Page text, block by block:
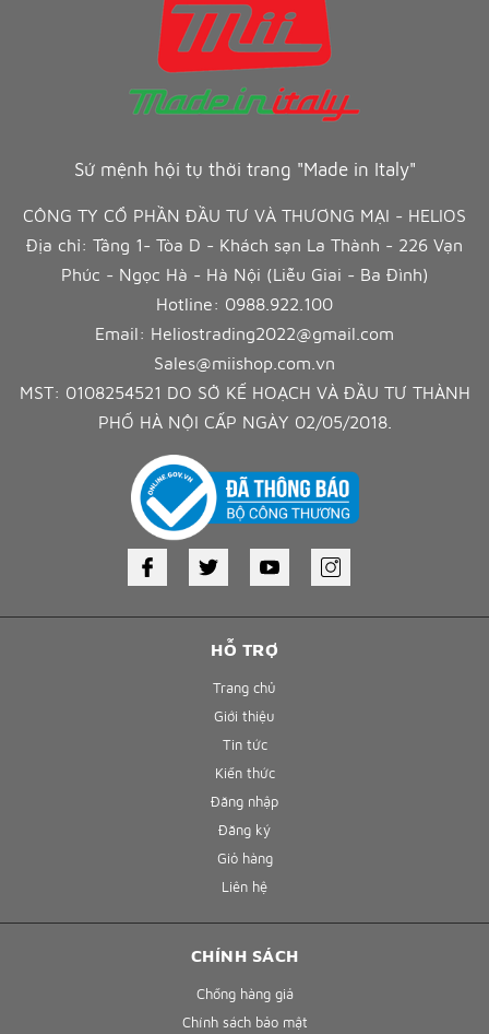
HỖ TRỢ
Trang chủ
Giới thiệu
Tin tức
Kiến thức
Đăng nhập
Đăng ký
Giỏ hàng
Liên hệ
Sứ mệnh hội tụ thời trang "Made in Italy"
CÔNG TY CỔ PHẦN ĐẦU TƯ VÀ THƯƠNG MẠI - HELIOS
Địa chỉ: Tầng 1- Tòa D - Khách sạn La Thành - 226 Vạn
Phúc - Ngọc Hà - Hà Nội (Liễu Giai - Ba Đình)
Hotline: 0988.922.100
Email: Heliostrading2022@gmail.com
Sales@miishop.com.vn
MST: 0108254521 DO SỞ KẾ HOẠCH VÀ ĐẦU TƯ THÀNH
PHỐ HÀ NỘI CẤP NGÀY 02/05/2018.
CHÍNH SÁCH
Chống hàng giả
Chính sách bảo mật